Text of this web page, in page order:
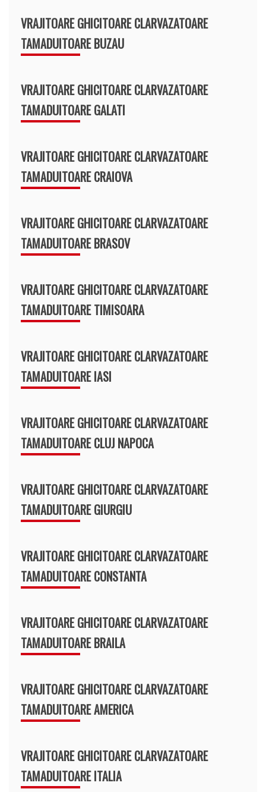
VRAJITOARE GHICITOARE CLARVAZATOARE
TAMADUITOARE BUZAU
VRAJITOARE GHICITOARE CLARVAZATOARE
TAMADUITOARE GALATI
VRAJITOARE GHICITOARE CLARVAZATOARE
TAMADUITOARE CRAIOVA
VRAJITOARE GHICITOARE CLARVAZATOARE
TAMADUITOARE BRASOV
VRAJITOARE GHICITOARE CLARVAZATOARE
TAMADUITOARE TIMISOARA
VRAJITOARE GHICITOARE CLARVAZATOARE
TAMADUITOARE IASI
VRAJITOARE GHICITOARE CLARVAZATOARE
TAMADUITOARE CLUJ NAPOCA
VRAJITOARE GHICITOARE CLARVAZATOARE
TAMADUITOARE GIURGIU
VRAJITOARE GHICITOARE CLARVAZATOARE
TAMADUITOARE CONSTANTA
VRAJITOARE GHICITOARE CLARVAZATOARE
TAMADUITOARE BRAILA
VRAJITOARE GHICITOARE CLARVAZATOARE
TAMADUITOARE AMERICA
VRAJITOARE GHICITOARE CLARVAZATOARE
TAMADUITOARE ITALIA